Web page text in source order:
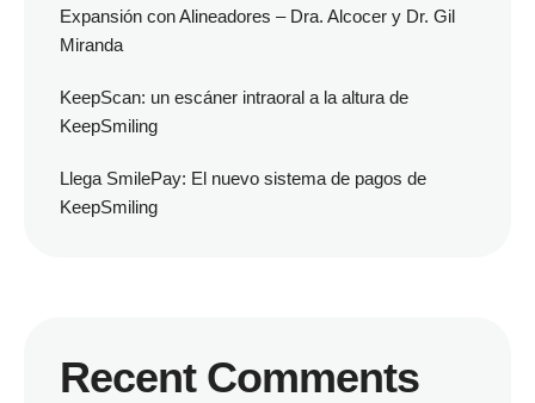
Expansión con Alineadores – Dra. Alcocer y Dr. Gil
Miranda
KeepScan: un escáner intraoral a la altura de
KeepSmiling
Llega SmilePay: El nuevo sistema de pagos de
KeepSmiling
Recent Comments